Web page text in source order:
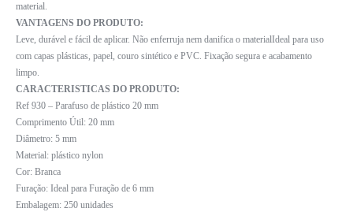
material.
VANTAGENS DO PRODUTO:
Leve, durável e fácil de aplicar. Não enferruja nem danifica o materialIdeal para uso
com capas plásticas, papel, couro sintético e PVC. Fixação segura e acabamento
limpo.
CARACTERISTICAS DO PRODUTO:
Ref 930 – Parafuso de plástico 20 mm
Comprimento Útil: 20 mm
Diâmetro: 5 mm
Material: plástico nylon
Cor: Branca
Furação: Ideal para Furação de 6 mm
Embalagem: 250 unidades